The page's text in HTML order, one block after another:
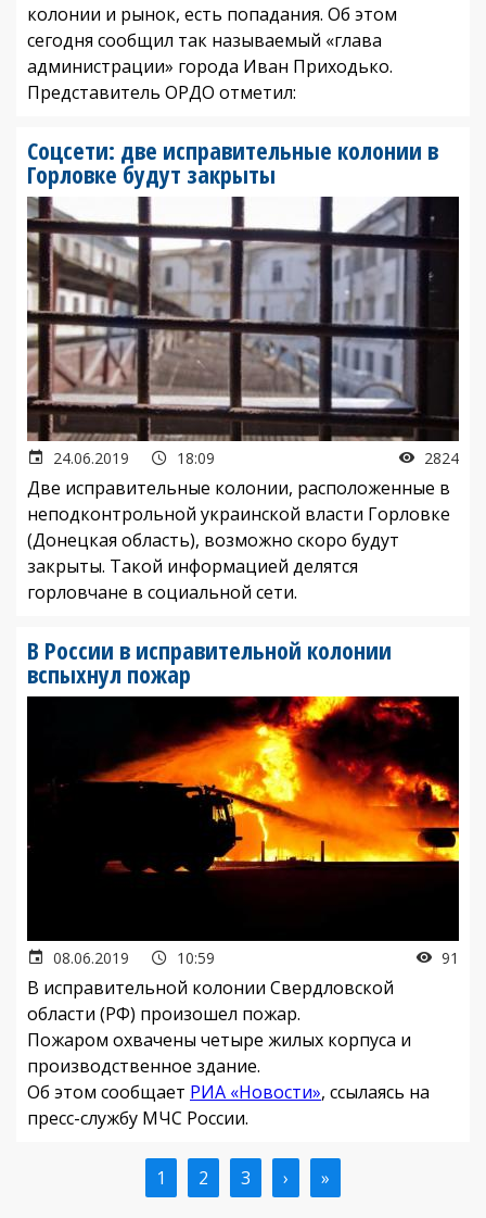
колонии и рынок, есть попадания. Об этом
сегодня сообщил так называемый «глава
администрации» города Иван Приходько.
Представитель ОРДО отметил:
Соцсети: две исправительные колонии в
Горловке будут закрыты
24.06.2019 18:09 2824
Две исправительные колонии, расположенные в
неподконтрольной украинской власти Горловке
(Донецкая область), возможно скоро будут
закрыты. Такой информацией делятся
горловчане в социальной сети.
В России в исправительной колонии
вспыхнул пожар
08.06.2019 10:59 91
В исправительной колонии Свердловской
области (РФ) произошел пожар.
Пожаром охвачены четыре жилых корпуса и
производственное здание.
Об этом сообщает РИА «Новости», ссылаясь на
пресс-службу МЧС России.
Текущая
страница
1 Страница
2 Страница
3 Следующая
страница
› Последняя
страница
»